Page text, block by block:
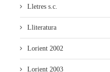
Lletres s.c.
Lliteratura
Lorient 2002
Lorient 2003